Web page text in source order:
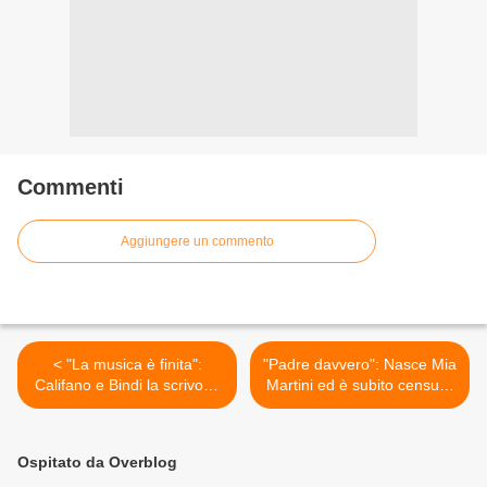
Commenti
Aggiungere un commento
< "La musica è finita":
Califano e Bindi la scrivono
per la Vanoni
"Padre davvero": Nasce Mia
Martini ed è subito censura
>
Ospitato da Overblog